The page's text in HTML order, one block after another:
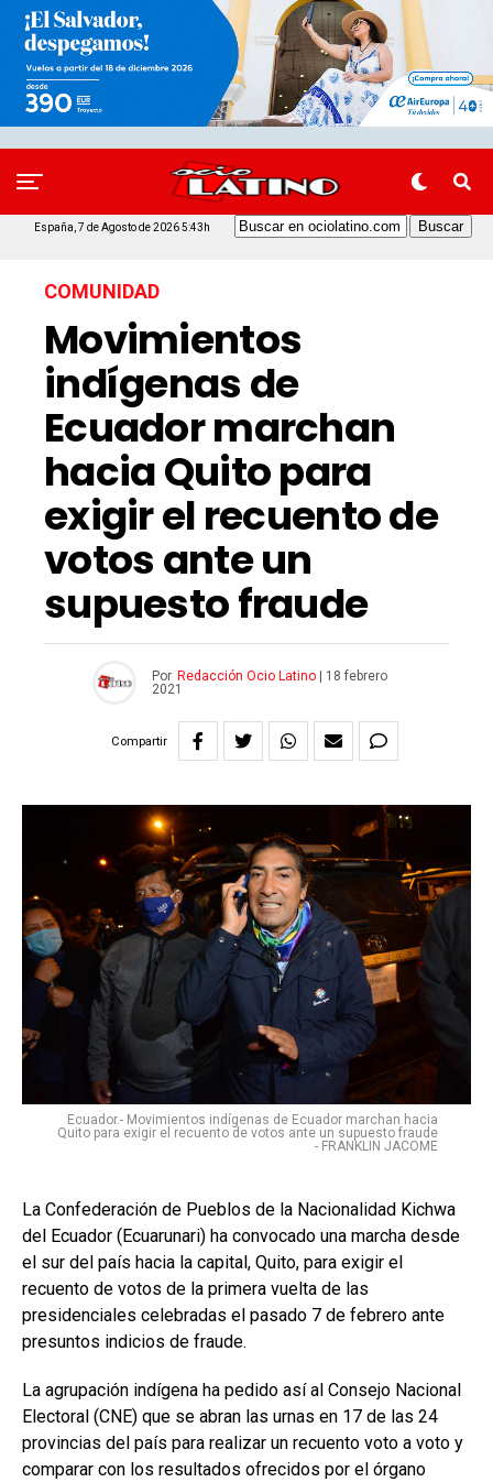
España, 7 de Agosto de 2026 5:43h
COMUNIDAD
Movimientos
indígenas de
Ecuador marchan
hacia Quito para
exigir el recuento de
votos ante un
supuesto fraude
Por Redacción Ocio Latino|
18 febrero
2021
Compartir
Ecuador.- Movimientos indígenas de Ecuador marchan hacia
Quito para exigir el recuento de votos ante un supuesto fraude
- FRANKLIN JACOME
La Confederación de Pueblos de la Nacionalidad Kichwa
del Ecuador (Ecuarunari) ha convocado una marcha desde
el sur del país hacia la capital, Quito, para exigir el
recuento de votos de la primera vuelta de las
presidenciales celebradas el pasado 7 de febrero ante
presuntos indicios de fraude.
La agrupación indígena ha pedido así al Consejo Nacional
Electoral (CNE) que se abran las urnas en 17 de las 24
provincias del país para realizar un recuento voto a voto y
comparar con los resultados ofrecidos por el órgano